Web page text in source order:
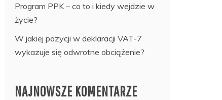
Program PPK – co to i kiedy wejdzie w
życie?
W jakiej pozycji w deklaracji VAT-7
wykazuje się odwrotne obciążenie?
NAJNOWSZE KOMENTARZE